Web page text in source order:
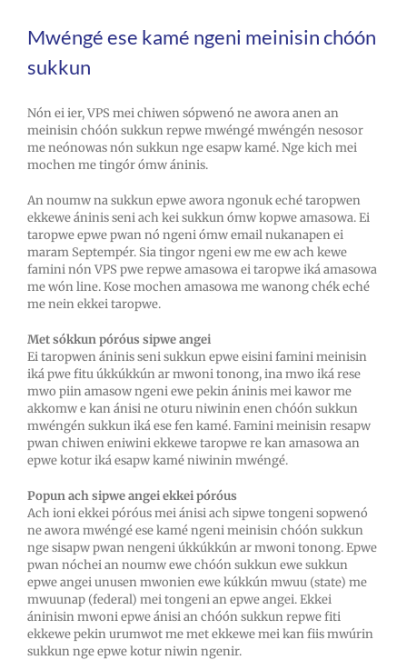
Mwéngé ese kamé ngeni meinisin chóón
sukkun
Nón ei ier, VPS mei chiwen sópwenó ne awora anen an
meinisin chóón sukkun repwe mwéngé mwéngén nesosor
me neónowas nón sukkun nge esapw kamé. Nge kich mei
mochen me tingór ómw áninis.
An noumw na sukkun epwe awora ngonuk eché taropwen
ekkewe áninis seni ach kei sukkun ómw kopwe amasowa. Ei
taropwe epwe pwan nó ngeni ómw email nukanapen ei
maram Septempér. Sia tingor ngeni ew me ew ach kewe
famini nón VPS pwe repwe amasowa ei taropwe iká amasowa
me wón line. Kose mochen amasowa me wanong chék eché
me nein ekkei taropwe.
Met sókkun póróus sipwe angei
Ei taropwen áninis seni sukkun epwe eisini famini meinisin
iká pwe fitu úkkúkkún ar mwoni tonong, ina mwo iká rese
mwo piin amasow ngeni ewe pekin áninis mei kawor me
akkomw e kan ánisi ne oturu niwinin enen chóón sukkun
mwéngén sukkun iká ese fen kamé. Famini meinisin resapw
pwan chiwen eniwini ekkewe taropwe re kan amasowa an
epwe kotur iká esapw kamé niwinin mwéngé.
Popun ach sipwe angei ekkei póróus
Ach ioni ekkei póróus mei ánisi ach sipwe tongeni sopwenó
ne awora mwéngé ese kamé ngeni meinisin chóón sukkun
nge sisapw pwan nengeni úkkúkkún ar mwoni tonong. Epwe
pwan nóchei an noumw ewe chóón sukkun ewe sukkun
epwe angei unusen mwonien ewe kúkkún mwuu (state) me
mwuunap (federal) mei tongeni an epwe angei. Ekkei
áninisin mwoni epwe ánisi an chóón sukkun repwe fiti
ekkewe pekin urumwot me met ekkewe mei kan fiis mwúrin
sukkun nge epwe kotur niwin ngenir.